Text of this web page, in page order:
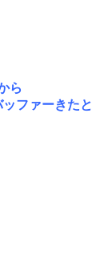
ら
ファーきたと